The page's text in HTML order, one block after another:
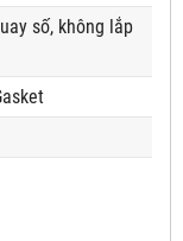
số, không lắp